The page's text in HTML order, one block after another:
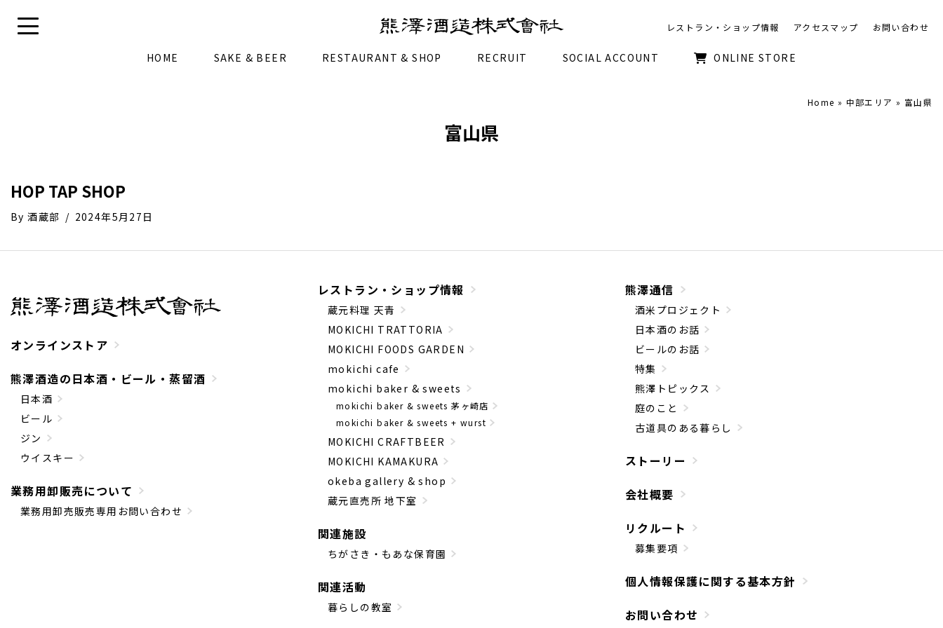
レストラン・ショップ情報 アクセスマップ お問い合わせ
HOME SAKE & BEER RESTAURANT & SHOP RECRUIT SOCIAL ACCOUNT ONLINE STORE
Home » 中部エリア » 富山県
富山県
HOP TAP SHOP
By酒蔵部 / 2024年5月27日
オンラインストア
熊澤酒造の日本酒・ビール・蒸留酒
日本酒
ビール
ジン
ウイスキー
業務用卸販売について
業務用卸売販売専用お問い合わせ
レストラン・ショップ情報
蔵元料理 天青
MOKICHI TRATTORIA
MOKICHI FOODS GARDEN
mokichi cafe
mokichi baker & sweets
mokichi baker & sweets 茅ヶ崎店
mokichi baker & sweets + wurst
MOKICHI CRAFTBEER
MOKICHI KAMAKURA
okeba gallery & shop
蔵元直売所 地下室
関連施設
ちがさき・もあな保育園
関連活動
暮らしの教室
熊澤通信
酒米プロジェクト
日本酒のお話
ビールのお話
特集
熊澤トピックス
庭のこと
古道具のある暮らし
ストーリー
会社概要
リクルート
募集要項
個人情報保護に関する基本方針
お問い合わせ